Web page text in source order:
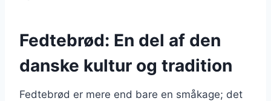
Fedtebrød: En del af den
danske kultur og tradition
Fedtebrød er mere end bare en småkage; det